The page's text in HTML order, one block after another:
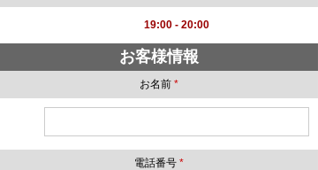
19:00 - 20:00
お客様情報
お名前 *
電話番号 *